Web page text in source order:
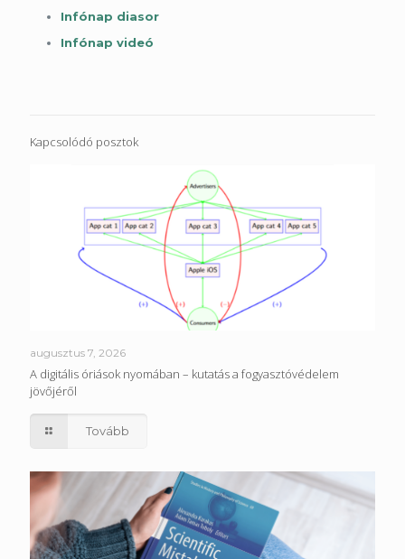
Infónap diasor
Infónap videó
Kapcsolódó posztok
augusztus 7, 2026
A digitális óriások nyomában – kutatás a fogyasztóvédelem
jövőjéről
Tovább